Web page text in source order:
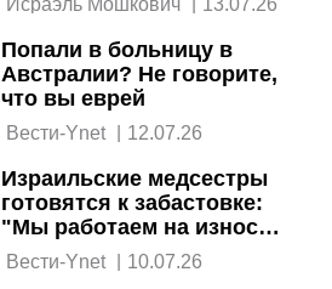
Попали в больницу в
Австралии? Не говорите,
что вы еврей
Вести-Ynet | 12.07.26
Израильские медсестры
готовятся к забастовке:
"Мы работаем на износ,
и это угрожает
пациентам"
Вести-Ynet | 10.07.26